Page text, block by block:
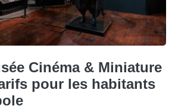
Cinéma & Miniature
pour les habitants